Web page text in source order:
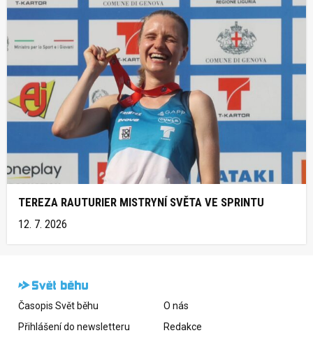
TEREZA RAUTURIER MISTRYNÍ SVĚTA VE SPRINTU
12. 7. 2026
Časopis Svět běhu
Přihlášení do newsletteru
O nás
Redakce